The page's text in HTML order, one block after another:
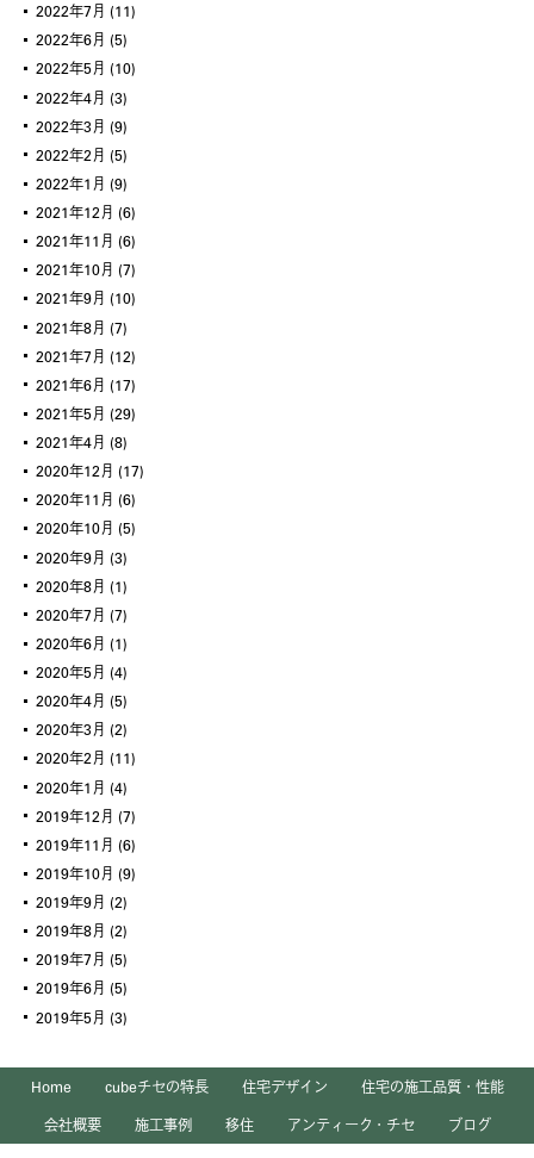
2022年7月 (11)
2022年6月 (5)
2022年5月 (10)
2022年4月 (3)
2022年3月 (9)
2022年2月 (5)
2022年1月 (9)
2021年12月 (6)
2021年11月 (6)
2021年10月 (7)
2021年9月 (10)
2021年8月 (7)
2021年7月 (12)
2021年6月 (17)
2021年5月 (29)
2021年4月 (8)
2020年12月 (17)
2020年11月 (6)
2020年10月 (5)
2020年9月 (3)
2020年8月 (1)
2020年7月 (7)
2020年6月 (1)
2020年5月 (4)
2020年4月 (5)
2020年3月 (2)
2020年2月 (11)
2020年1月 (4)
2019年12月 (7)
2019年11月 (6)
2019年10月 (9)
2019年9月 (2)
2019年8月 (2)
2019年7月 (5)
2019年6月 (5)
2019年5月 (3)
Home cubeチセの特長 住宅デザイン
住宅の施工品質・性能
会社概要
施工事例 移住 アンティーク・チセ ブログ